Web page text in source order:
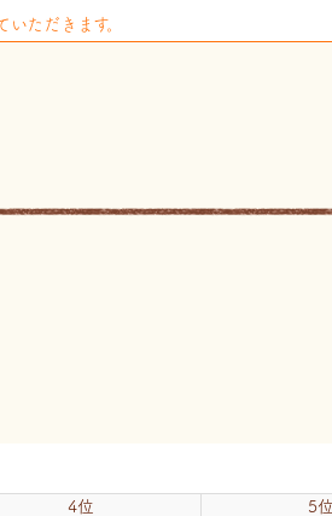
ただきます。
4位 5位